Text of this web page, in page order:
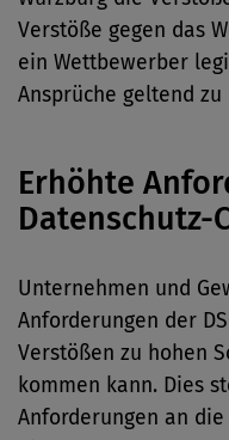
Verstöße gegen das
ein Wettbewerber
Ansprüche geltend zu
Erhöhte
Datenschutz-
Unternehmen und
Anforderungen der
Verstößen zu hohen
kommen kann. Dies
Anforderungen an